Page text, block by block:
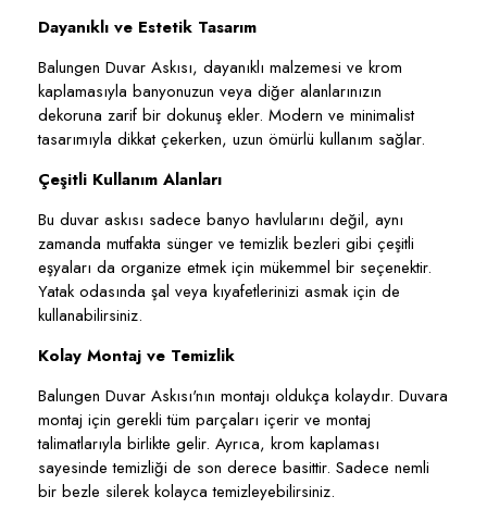
Dayanıklı ve Estetik Tasarım
Balungen Duvar Askısı, dayanıklı malzemesi ve krom
kaplamasıyla banyonuzun veya diğer alanlarınızın
dekoruna zarif bir dokunuş ekler. Modern ve minimalist
tasarımıyla dikkat çekerken, uzun ömürlü kullanım sağlar.
Çeşitli Kullanım Alanları
Bu duvar askısı sadece banyo havlularını değil, aynı
zamanda mutfakta sünger ve temizlik bezleri gibi çeşitli
eşyaları da organize etmek için mükemmel bir seçenektir.
Yatak odasında şal veya kıyafetlerinizi asmak için de
kullanabilirsiniz.
Kolay Montaj ve Temizlik
Balungen Duvar Askısı'nın montajı oldukça kolaydır. Duvara
montaj için gerekli tüm parçaları içerir ve montaj
talimatlarıyla birlikte gelir. Ayrıca, krom kaplaması
sayesinde temizliği de son derece basittir. Sadece nemli
bir bezle silerek kolayca temizleyebilirsiniz.